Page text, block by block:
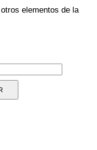
elementos de la